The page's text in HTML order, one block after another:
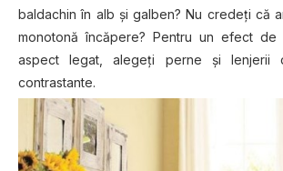
baldachin în alb și galben? Nu credeți că
monotonă încăpere? Pentru un efect de
aspect legat, alegeți perne și lenjerii
contrastante.